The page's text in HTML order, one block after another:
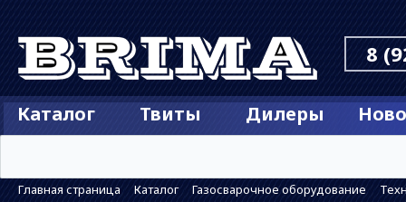
8
Каталог Твиты Дилеры
Главная страница Каталог Газосварочное оборудование